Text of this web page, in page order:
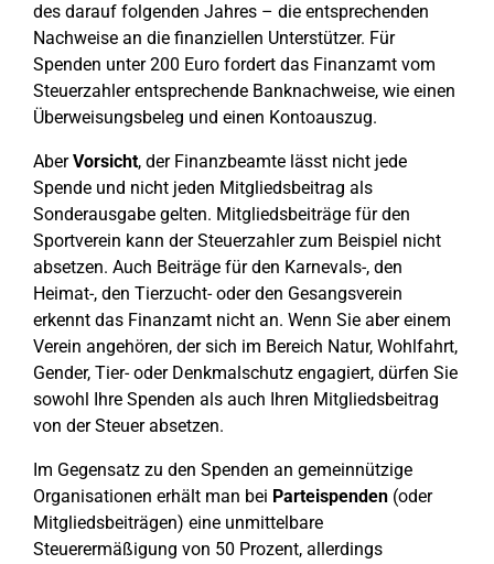
des darauf folgenden Jahres – die entsprechenden
Nachweise an die finanziellen Unterstützer. Für
Spenden unter 200 Euro fordert das Finanzamt vom
Steuerzahler entsprechende Banknachweise, wie einen
Überweisungsbeleg und einen Kontoauszug.
AberVorsicht, der Finanzbeamte lässt nicht jede
Spende und nicht jeden Mitgliedsbeitrag als
Sonderausgabe gelten. Mitgliedsbeiträge für den
Sportverein kann der Steuerzahler zum Beispiel nicht
absetzen. Auch Beiträge für den Karnevals-, den
Heimat-, den Tierzucht- oder den Gesangsverein
erkennt das Finanzamt nicht an. Wenn Sie aber einem
Verein angehören, der sich im Bereich Natur, Wohlfahrt,
Gender, Tier- oder Denkmalschutz engagiert, dürfen Sie
sowohl Ihre Spenden als auch Ihren Mitgliedsbeitrag
von der Steuer absetzen.
Im Gegensatz zu den Spenden an gemeinnützige
Organisationen erhält man bei Parteispenden (oder
Mitgliedsbeiträgen) eine unmittelbare
Steuerermäßigung von 50 Prozent, allerdings